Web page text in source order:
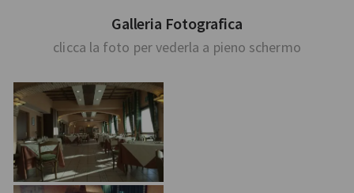
Galleria Fotografica
clicca la foto per vederla a pieno schermo